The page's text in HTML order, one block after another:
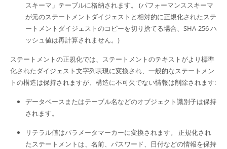
スキーマ」テーブルに格納されます。 (パフォーマンススキーマ
が元のステートメントダイジェストと相対的に正規化されたステ
ートメントダイジェストのコピーを切り捨てる場合、SHA-256 ハ
ッシュ値は再計算されません。)
ステートメントの正規化では、ステートメントのテキストがより標準
化されたダイジェスト文字列表現に変換され、一般的なステートメン
トの構造は保持されますが、構造に不可欠でない情報は削除されます:
データベースまたはテーブル名などのオブジェクト識別子は保持
されます。
リテラル値はパラメータマーカーに変換されます。 正規化され
たステートメントは、名前、パスワード、日付などの情報を保持